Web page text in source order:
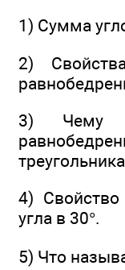
1) Сумма
2)
3) Чему
4) Свойство
угла в 30°.
5) Что